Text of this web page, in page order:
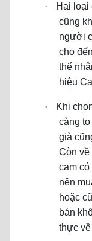
·
Hai loại
cũng
người
cho
thể
hiệu
·
Khi
càng
già
Còn về
cam
nên
hoặc
bán
thực về